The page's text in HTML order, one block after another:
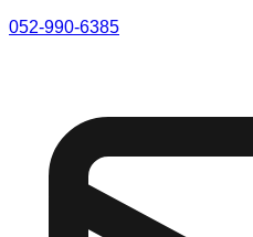
052-990-6385